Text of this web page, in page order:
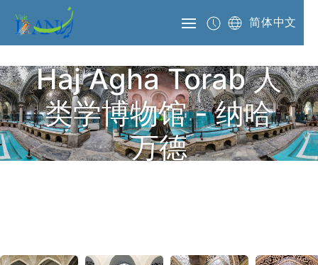
简体中文
Haj Agha Torab 人
类学博物馆 - 纳哈
万德